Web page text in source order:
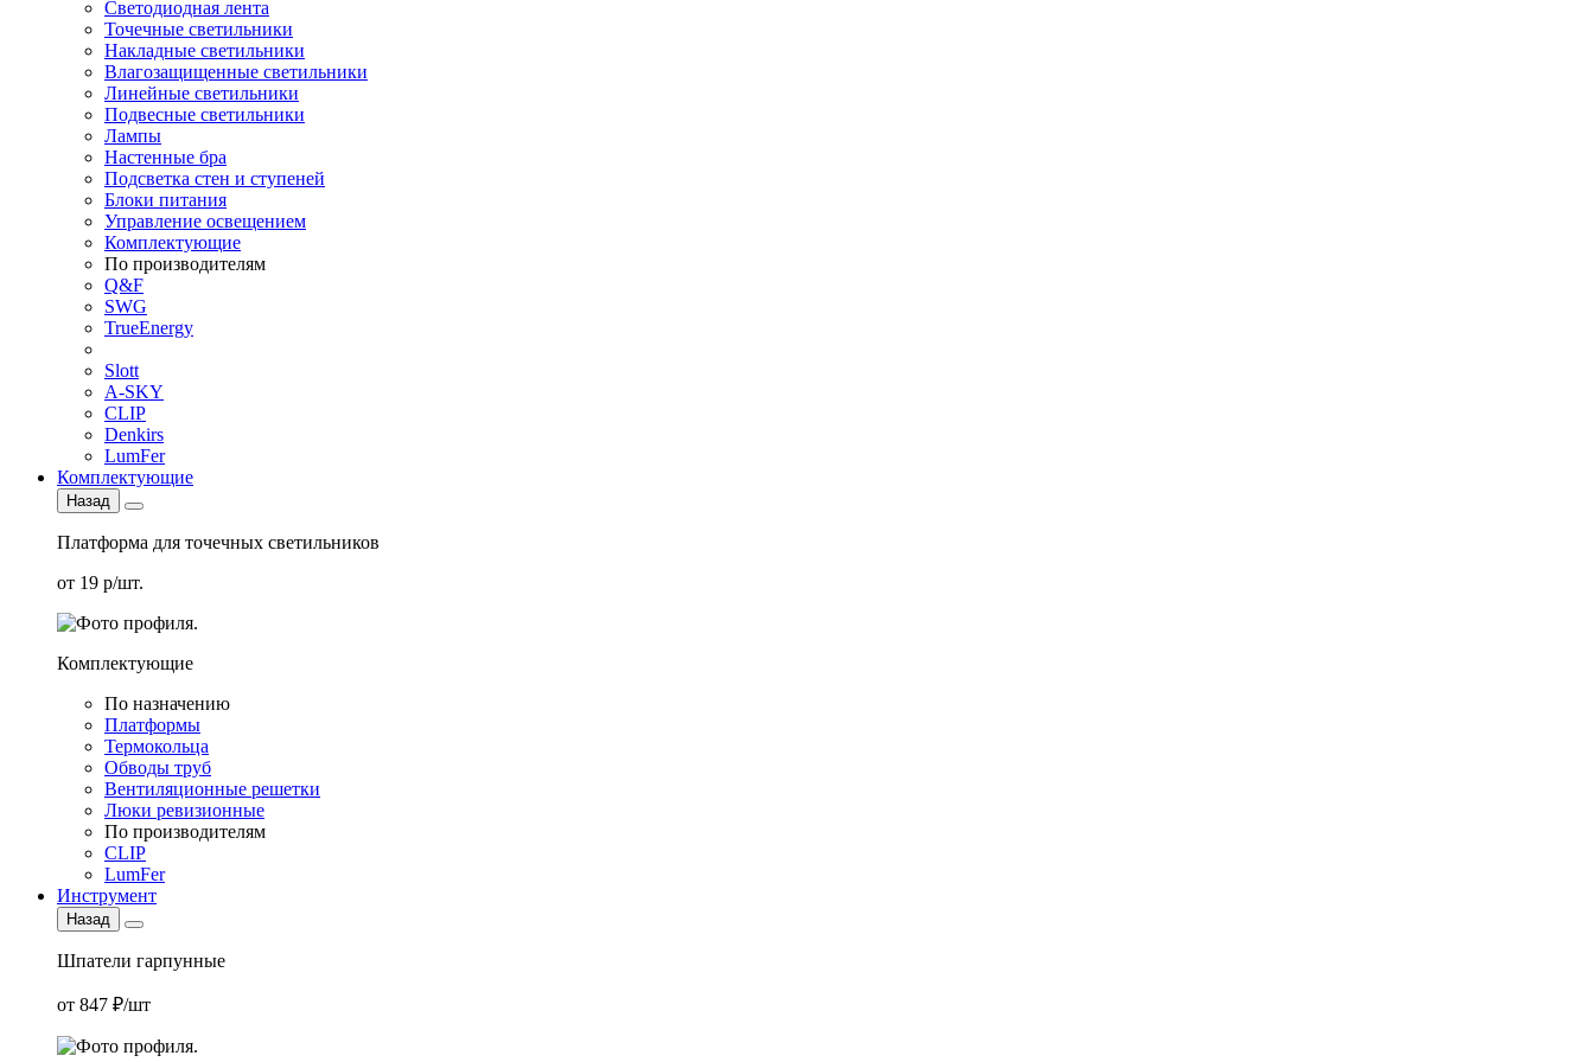
Светодиодная лента
Точечные светильники
Накладные светильники
Влагозащищенные светильники
Линейные светильники
Подвесные светильники
Лампы
Настенные бра
Подсветка стен и ступеней
Блоки питания
Управление освещением
Комплектующие
По производителям
Q&F
SWG
TrueEnergy
Slott
A-SKY
CLIP
Denkirs
LumFer
Комплектующие
Назад
Платформа для точечных светильников
от 19 р/шт.
Комплектующие
По назначению
Платформы
Термокольца
Обводы труб
Вентиляционные решетки
Люки ревизионные
По производителям
CLIP
LumFer
Инструмент
Назад
Шпатели гарпунные
от 847 ₽/шт